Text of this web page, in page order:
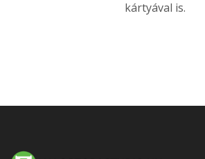
kártyával is.